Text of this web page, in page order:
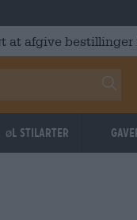
at afgive bestillinger
øl stilarter